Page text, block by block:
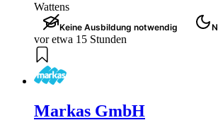
Wattens
Keine Ausbildung notwendig
vor etwa 15 Stunden
Markas GmbH